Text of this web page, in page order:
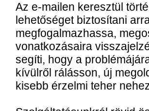
Az e-mailen keresztül
lehetőséget biztosítani
megfogalmazhassa,
vonatkozásaira
segíti, hogy a
kívülről rálásson, új
kisebb érzelmi teher